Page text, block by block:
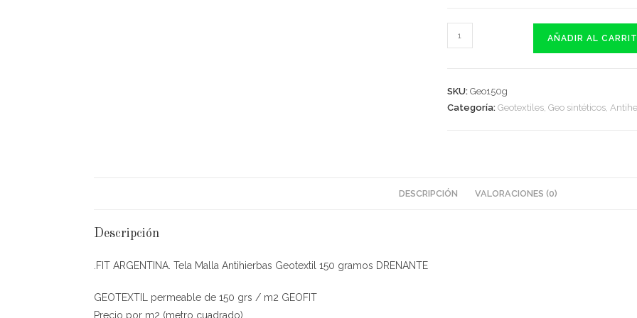
Tela
m²
AÑADIR AL
SKU: Geo150g
Categoría: Geotextiles, Geo sintéticos,
DESCRIPCIÓN VALORACIONES (0)
Descripción
.FIT ARGENTINA. Tela Malla Antihierbas Geotextil 150 gramos DRENANTE
GEOTEXTIL permeable de 150 grs / m2 GEOFIT
Precio por m2 (metro cuadrado)